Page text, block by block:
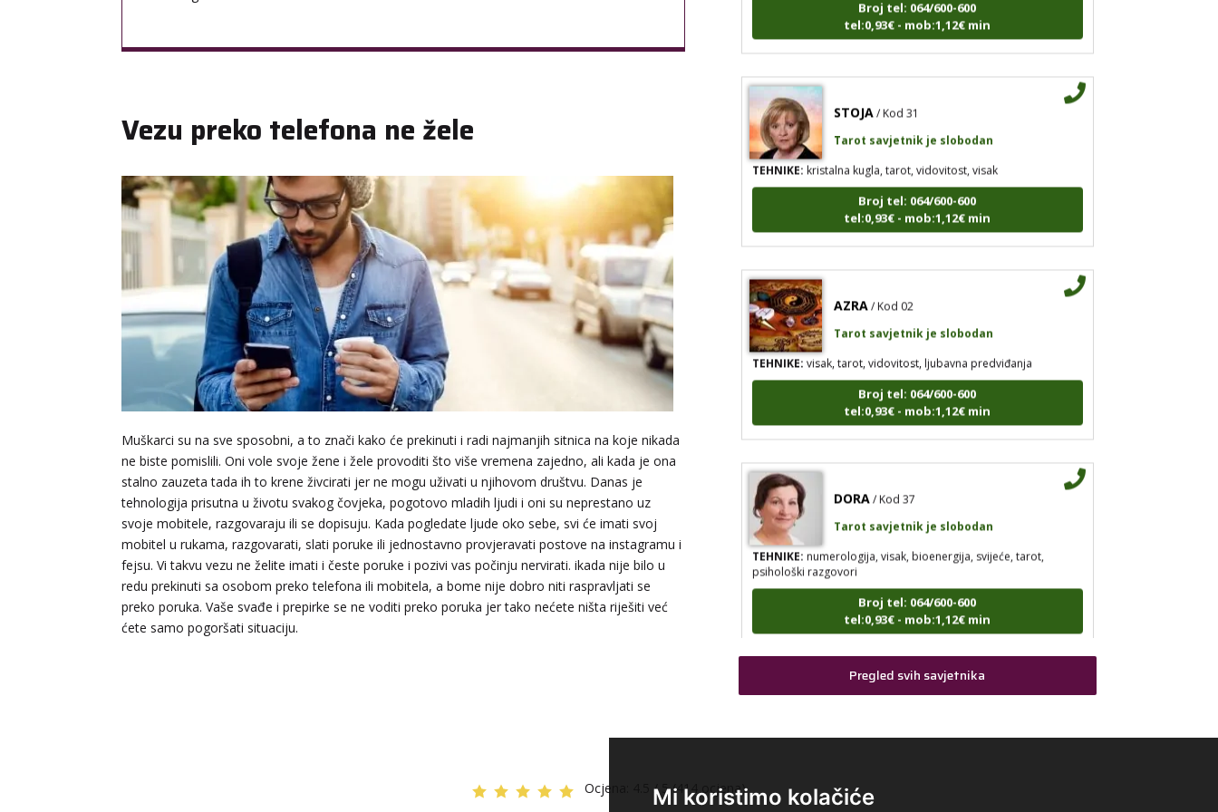
Mi koristimo kolačiće
Vezu preko telefona ne žele
Muškarci su na sve sposobni, a to znači kako će prekinuti i radi najmanjih sitnica na koje nikada
ne biste pomislili. Oni vole svoje žene i žele provoditi što više vremena zajedno, ali kada je ona
stalno zauzeta tada ih to krene živcirati jer ne mogu uživati u njihovom društvu. Danas je
tehnologija prisutna u životu svakog čovjeka, pogotovo mladih ljudi i oni su neprestano uz
svoje mobitele, razgovaraju ili se dopisuju. Kada pogledate ljude oko sebe, svi će imati svoj
mobitel u rukama, razgovarati, slati poruke ili jednostavno provjeravati postove na instagramu i
fejsu. Vi takvu vezu ne želite imati i česte poruke i pozivi vas počinju nervirati. ikada nije bilo u
redu prekinuti sa osobom preko telefona ili mobitela, a bome nije dobro niti raspravljati se
preko poruka. Vaše svađe i prepirke se ne voditi preko poruka jer tako nećete ništa riješiti već
ćete samo pogoršati situaciju.
tel:0,93€ - mob:1,12€ min
/ Kod 31
Tarot savjetnik je slobodan
TEHNIKE:kristalna kugla, tarot, vidovitost, visak
Broj tel: 064/600-600
tel:0,93€ - mob:1,12€ min
/ Kod 02
Tarot savjetnik je slobodan
TEHNIKE:visak, tarot, vidovitost, ljubavna predviđanja
Broj tel: 064/600-600
tel:0,93€ - mob:1,12€ min
/ Kod 37
Tarot savjetnik je slobodan
TEHNIKE:numerologija, visak, bioenergija, svijeće, tarot,
psihološki razgovori
Broj tel: 064/600-600
tel:0,93€ - mob:1,12€ min
VANESA/ Kod 60
Broj tel: 064/600-600
tel:0,93€ - mob:1,12€ min
Pregled svih savjetnika
Ocjena: 4.5 / 5 (414 ocjena)